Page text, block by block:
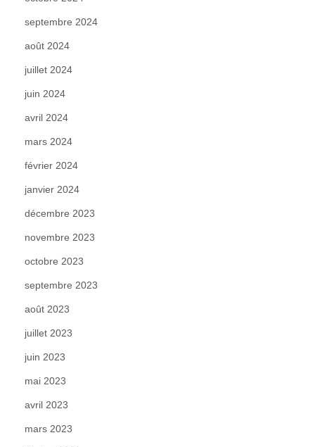
septembre 2024
août 2024
juillet 2024
juin 2024
avril 2024
mars 2024
février 2024
janvier 2024
décembre 2023
novembre 2023
octobre 2023
septembre 2023
août 2023
juillet 2023
juin 2023
mai 2023
avril 2023
mars 2023